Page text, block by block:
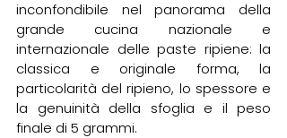
inconfondibile nel panorama della
grande cucina nazionale e
internazionale delle paste ripiene: la
classica e originale forma, la
particolarità del ripieno, lo spessore e
la genuinità della sfoglia e il peso
finale di 5 grammi.